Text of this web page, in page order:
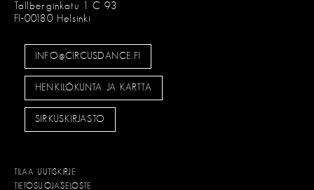
Tallberginkatu 1 C 93
FI-00180 Helsinki
INFO@CIRCUSDANCE.FI
HENKILÖKUNTA JA KARTTA
SIRKUSKIRJASTO
TILAA UUTISKIRJE
TIETOSUOJASELOSTE